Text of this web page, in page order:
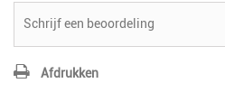
Schrijf een beoordeling
Afdrukken